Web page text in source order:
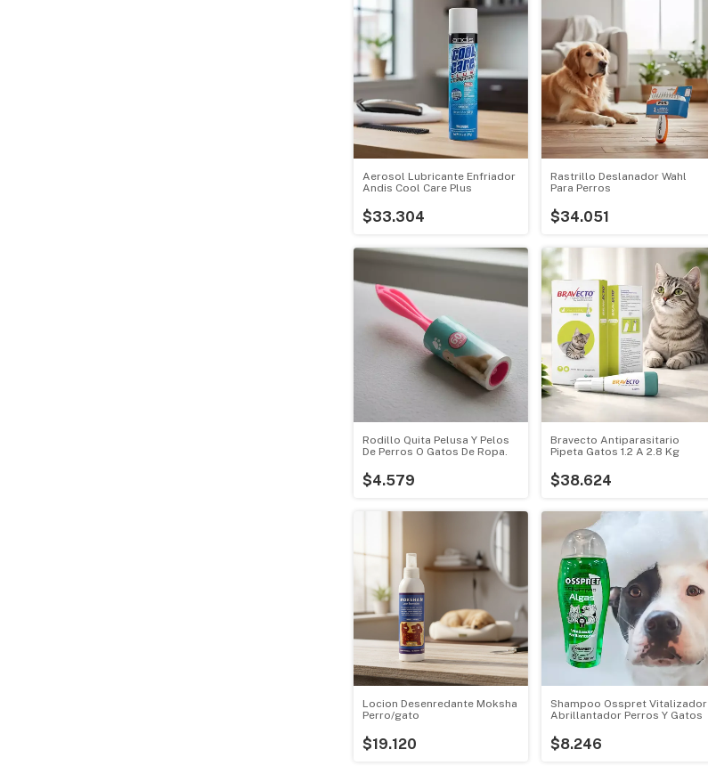
Aerosol Lubricante Enfriador
Andis Cool Care Plus
$33.304
Rastrillo Deslanador Wahl
Para Perros
$34.051
Rodillo Quita Pelusa Y Pelos
De Perros O Gatos De Ropa.
$4.579
Bravecto Antiparasitario
Pipeta Gatos 1.2 A 2.8 Kg
$38.624
Locion Desenredante Moksha
Perro/gato
$19.120
Shampoo Osspret Vitalizador
Abrillantador Perros Y Gatos
$8.246